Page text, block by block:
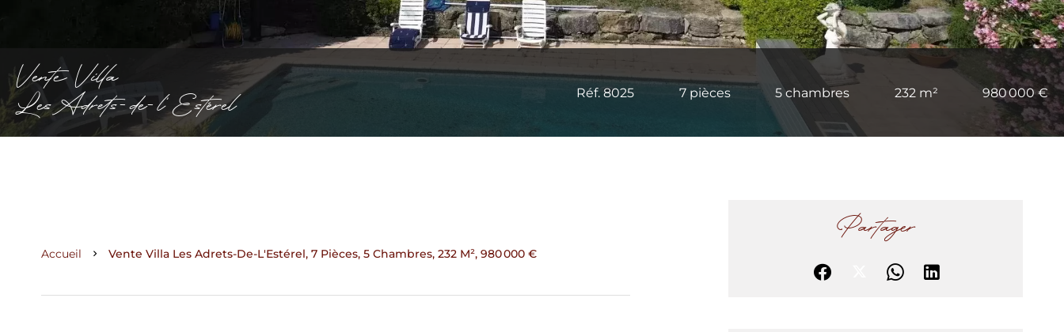
Vente Villa
Les Adrets-de-l'Estérel Réf. 8025 7 pièces 5 chambres 232 m² 980 000 €
Accueil Vente Villa Les Adrets-De-L'Estérel, 7 Pièces, 5 Chambres, 232 M², 980 000 €
Partager